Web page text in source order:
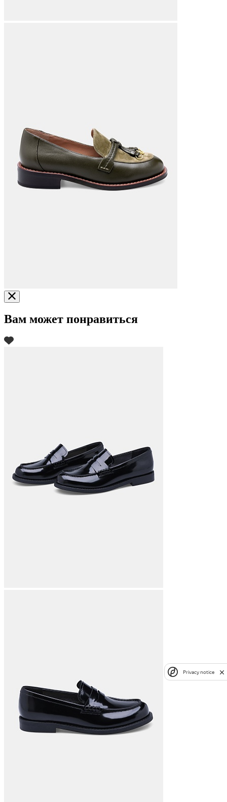
Вам может понравиться
Privacy notice